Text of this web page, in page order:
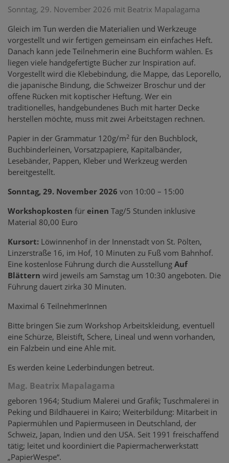
Sonntag, 29. November 2026 mit Beatrix Mapalagama
Gleich im Tun werden die Materialien und Werkzeuge
vorgestellt und wir fertigen gemeinsam ein einfaches Heft.
Danach kann jede Teilnehmerin eine Buchform wählen. Es
liegen viele handgefertigte Bücher zur Inspiration auf.
Vorgestellt wird die Klebebindung, die Mappe, das Leporello,
die japanische Bindung, die Schweizer Broschur und der
offene Rücken mit koptischer Heftung. Wer ein
traditionelles, handgebundenes Buch mit harter Decke
herstellen möchte, muss mit zwei Arbeitstagen rechnen.
Papier in der Grammatur 120g/m2 für den Buchblock,
Buchbinderleinen, Vorsatzpapiere, Kapitalbänder,
Lesebänder, Pappen, Kleber und Werkzeug werden
bereitgestellt.
Sonntag, 29. November 2026 von 10:00 – 15:00
Workshopkosten für einen Tag/5 Stunden inklusive
Material 80,00 Euro
Kursort: Löwinnenhof in der Innenstadt von St. Pölten,
Linzerstraße 16, im Hof, 10 Minuten zu Fuß vom Bahnhof.
Eine kostenlose Führung durch die Ausstellung Auf
Blättern wird jeweils am Samstag um 10:30 angeboten. Die
Führung dauert zirka 30 Minuten.
Maximal 6 TeilnehmerInnen
Bitte bringen Sie zum Workshop Arbeitskleidung, eventuell
eine Schürze, Bleistift, Schere, Lineal und wenn vorhanden,
ein Falzbein und eine Ahle mit.
Es werden keine Lederbindungen betreut.
Mag. Beatrix Mapalagama
geboren 1964; Studium Malerei und Grafik; Tuschmalerei in
Peking und Bildhauerei in Kairo; Weiterbildung: Mitarbeit in
Papiermühlen und Papiermuseen in Deutschland, der
Schweiz, Japan, Indien und den USA. Seit 1991 freischaffend
tätig; leitet und koordiniert die Papiermacherwerkstatt
„PapierWespe“.